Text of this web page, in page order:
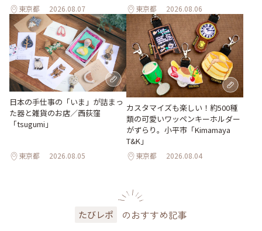
東京都 2026.08.07 東京都 2026.08.06
日本の手仕事の「いま」が詰まっ
た器と雑貨のお店／西荻窪
「tsugumi」
東京都 2026.08.05
カスタマイズも楽しい！約500種
類の可愛いワッペンキーホルダー
がずらり。小平市「Kimamaya
T&K」
東京都 2026.08.04
たびレポ のおすすめ記事